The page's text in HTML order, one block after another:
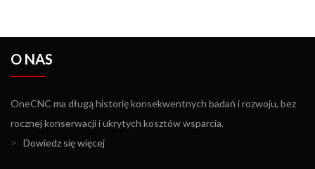
O NAS
OneCNC ma długą historię konsekwentnych badań i rozwoju, bez
rocznej konserwacji i ukrytych kosztów wsparcia.
>
Dowiedz się więcej